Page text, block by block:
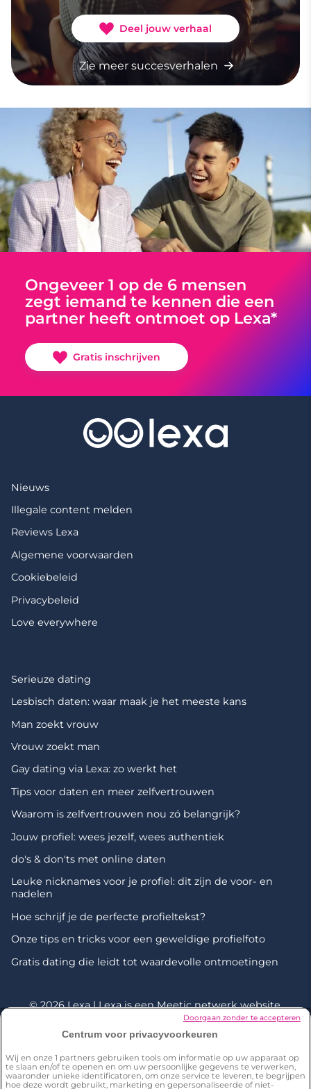
Deel jouw verhaal
Zie meer succesverhalen
Ongeveer 1 op de 6 mensen
zegt iemand te kennen die een
partner heeft ontmoet op Lexa*
Gratis inschrijven
Nieuws
Illegale content melden
Reviews Lexa
Algemene voorwaarden
Cookiebeleid
Privacybeleid
Love everywhere
Serieuze dating
Lesbisch daten: waar maak je het meeste kans
Man zoekt vrouw
Vrouw zoekt man
Gay dating via Lexa: zo werkt het
Tips voor daten en meer zelfvertrouwen
Waarom is zelfvertrouwen nou zó belangrijk?
Jouw profiel: wees jezelf, wees authentiek
do's & don'ts met online daten
Leuke nicknames voor je profiel: dit zijn de voor- en
nadelen
Hoe schrijf je de perfecte profieltekst?
Onze tips en tricks voor een geweldige profielfoto
Gratis dating die leidt tot waardevolle ontmoetingen
© 2026 Lexa | Lexa is eenMeetic netwerkwebsite.
*Onderzoek uitgevoerd door Dynata in december 2023 onder
een representatieve steekproef van 2001 personen van 18+ in
Nederland. 18% van de respondenten zegt iemand te kennen
die een partner heeft ontmoet op Lexa V: Ken je onder je
vrienden, familieleden of collega's...? Iemand die een partner
Centrum voor privacyvoorkeuren
Wij en onze 1 partners gebruiken tools om informatie op uw apparaat op
te slaan en/of te openen en om uw persoonlijke gegevens te verwerken,
waaronder unieke identificatoren, om onze service te leveren, te begrijpen
hoe deze wordt gebruikt, marketing en gepersonaliseerde of niet-
Doorgaan zonder te accepteren